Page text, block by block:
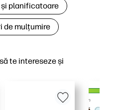
te intereseze și
planificatoare
de mulțumire